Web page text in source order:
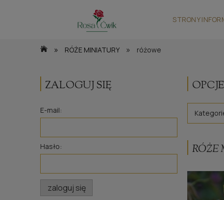
STRONY
» RÓŻE MINIATURY » różowe
ZALOGUJ SIĘ
E-mail:
Hasło:
zaloguj się
RÓŻE